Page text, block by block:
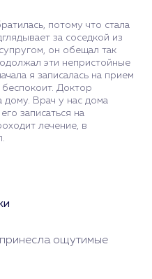
потому что стала
за соседкой из
он обещал так
эти непристойные
я записалась на прием
беспокоит. Доктор
дому. Врач у нас дома
записаться на
лечение, в
ощутимые